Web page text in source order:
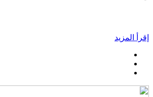
إقرأ المزيد